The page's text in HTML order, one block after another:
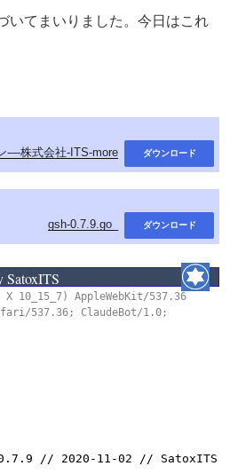
いてまいりました。今日はこれ
-–-株式会社-ITS-more ダウンロード
gsh-0.7.9.go_ ダウンロード
SatoxITS
10_15_7) AppleWebKit/537.36
537.36; ClaudeBot/1.0;
// 2020-11-02 // SatoxITS